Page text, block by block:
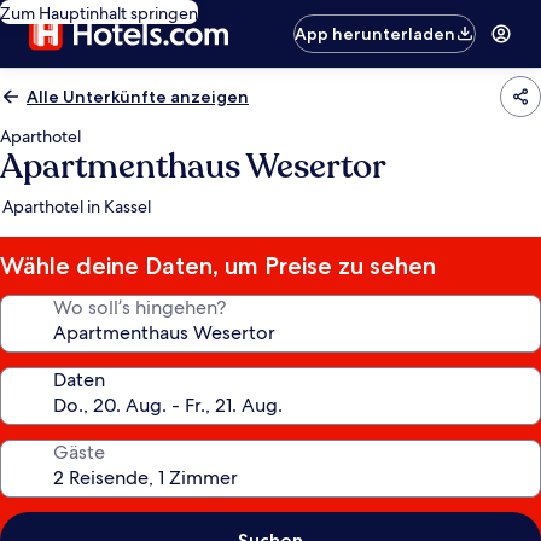
Zum Hauptinhalt springen
App herunterladen
Alle Unterkünfte anzeigen
Aparthotel
Apartmenthaus Wesertor
Aparthotel in Kassel
Wähle deine Daten, um Preise zu sehen
Wo soll’s hingehen?
Daten
Gäste